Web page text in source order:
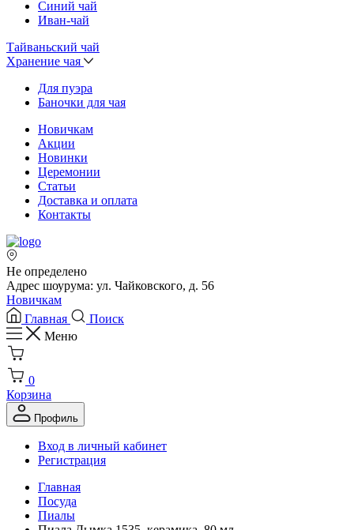
Синий чай
Иван-чай
Тайваньский чай
Хранение чая
Для пуэра
Баночки для чая
Новичкам
Акции
Новинки
Церемонии
Статьи
Доставка и оплата
Контакты
Не определено
Адрес шоурума: ул. Чайковского, д. 56
Новичкам
Главная
Поиск
Меню
0
Корзина
Профиль
Вход в личный кабинет
Регистрация
Главная
Посуда
Пиалы